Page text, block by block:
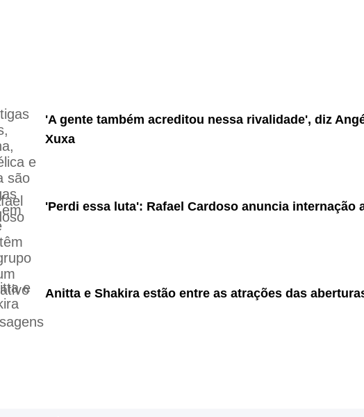
'A gente também acreditou nessa rivalidade', diz
Xuxa
'Perdi essa luta': Rafael Cardoso anuncia internação
Anitta e Shakira estão entre as atrações das